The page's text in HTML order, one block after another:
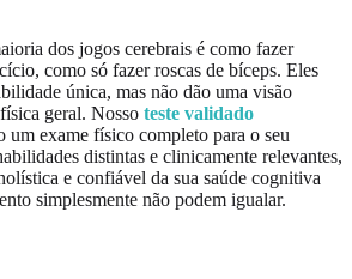
dos jogos cerebrais é como fazer
como só fazer roscas de bíceps. Eles
única, mas não dão uma visão
geral. Nosso teste validado
um exame físico completo para o seu
distintas e clinicamente relevantes,
e confiável da sua saúde cognitiva
simplesmente não podem igualar.